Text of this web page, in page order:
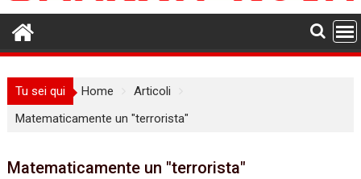
Tu sei qui Home
Articoli
Matematicamente un "terrorista"
Matematicamente un "terrorista"